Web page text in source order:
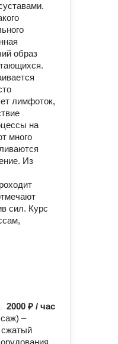
образ
лимфоток,
на
много
Из
сил. Курс
2000 ₽ / час
–
сжатый